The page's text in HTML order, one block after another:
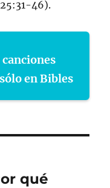
46).
en Bibles
qué